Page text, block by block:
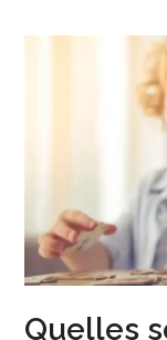
Quelles